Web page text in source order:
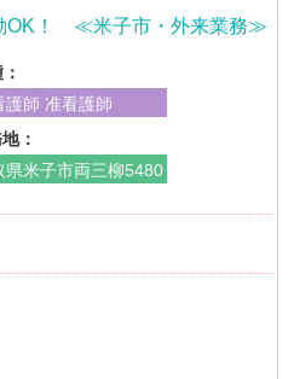
OK！ ≪米子市・外来業務≫
護師 准看護師
：
県米子市両三柳5480